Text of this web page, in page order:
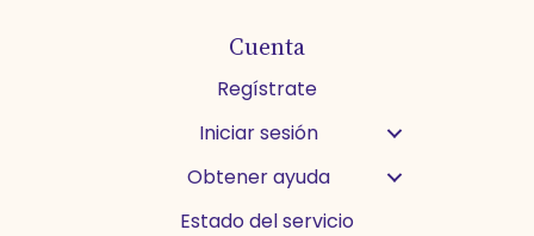
Cuenta
Regístrate
Iniciar sesión
Obtener ayuda
Estado del servicio